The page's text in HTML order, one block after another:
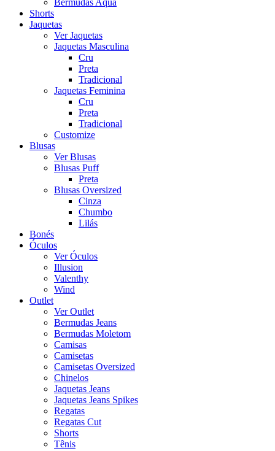
Bermudas Aqua
Shorts
Jaquetas
Ver Jaquetas
Jaquetas Masculina
Cru
Preta
Tradicional
Jaquetas Feminina
Cru
Preta
Tradicional
Customize
Blusas
Ver Blusas
Blusas Puff
Preta
Blusas Oversized
Cinza
Chumbo
Lilás
Bonés
Óculos
Ver Óculos
Illusion
Valenthy
Wind
Outlet
Ver Outlet
Bermudas Jeans
Bermudas Moletom
Camisas
Camisetas
Camisetas Oversized
Chinelos
Jaquetas Jeans
Jaquetas Jeans Spikes
Regatas
Regatas Cut
Shorts
Tênis